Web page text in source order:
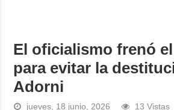
El oficialismo frenó
para evitar la
Adorni
jueves, 18 junio, 2026 13 Vistas